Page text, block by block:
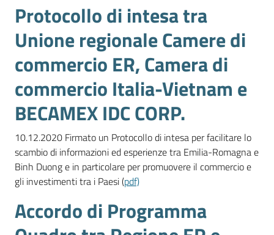
Statistica
Orientamento
al
lavoro
Promozione
e
Innovazione
Protocollo di intesa tra
Unione regionale Camere di
commercio ER, Camera di
commercio Italia-Vietnam e
BECAMEX IDC CORP.
10.12.2020 Firmato un Protocollo di intesa per facilitare lo
scambio di informazioni ed esperienze tra Emilia-Romagna e
Binh Duong e in particolare per promuovere il commercio e
gli investimenti tra i Paesi (pdf)
Accordo di Programma